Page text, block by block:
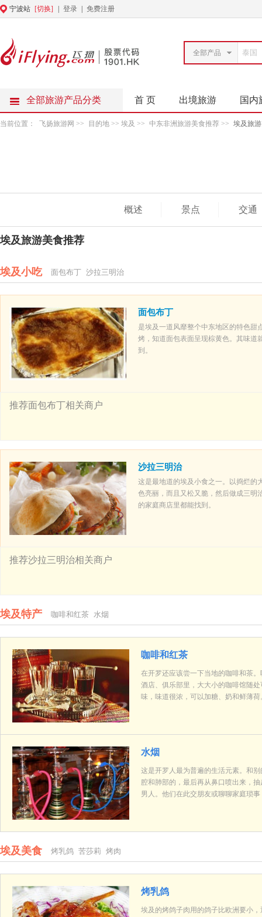
宁波站 [切换] 登录 免费注册
全部产品
全部旅游产品分类 首 页 出境旅游 国内
当前位置： 飞扬旅游网 >> 目的地 >> 埃及 >> 中东非洲旅游美食推荐 >> 埃及旅
概述 景点 交通
埃及旅游美食推荐
埃及小吃 面包布丁 沙拉三明治
面包布丁
是埃及一道风靡整个中东地区的特色甜
烤，知道面包表面呈现棕黄色。其味道
到。
推荐面包布丁相关商户
沙拉三明治
这是最地道的埃及小食之一。以捣烂的
色亮丽，而且又松又脆，然后做成三明
的家庭商店里都能找到。
推荐沙拉三明治相关商户
埃及特产 咖啡和红茶 水烟
咖啡和红茶
在开罗还应该尝一下当地的咖啡和茶
酒店、俱乐部里，大大小的咖啡馆随
味，味道很浓，可以加糖、奶和鲜薄
水烟
这是开罗人最为普遍的生活元素。和
腔和肺部的，最后再从鼻口喷出来，
男人。他们在此交朋友或聊聊家庭琐
埃及美食 烤乳鸽 苦莎莉 烤肉
烤乳鸽
埃及的烤鸽子肉用的鸽子比欧洲要小